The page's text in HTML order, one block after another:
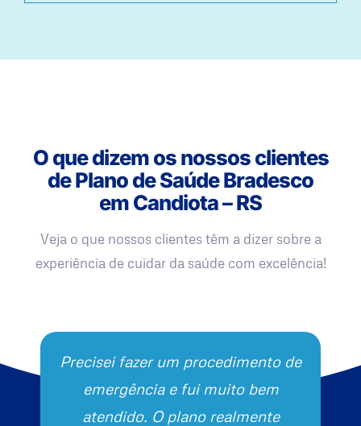
O que dizem os nossos clientes
de Plano de Saúde Bradesco
em Candiota – RS
Veja o que nossos clientes têm a dizer sobre a
experiência de cuidar da saúde com excelência!
Precisei fazer um procedimento de
emergência e fui muito bem
atendido. O plano realmente